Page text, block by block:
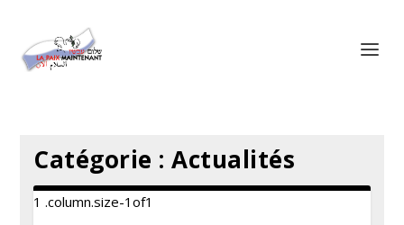
Catégorie :Actualités